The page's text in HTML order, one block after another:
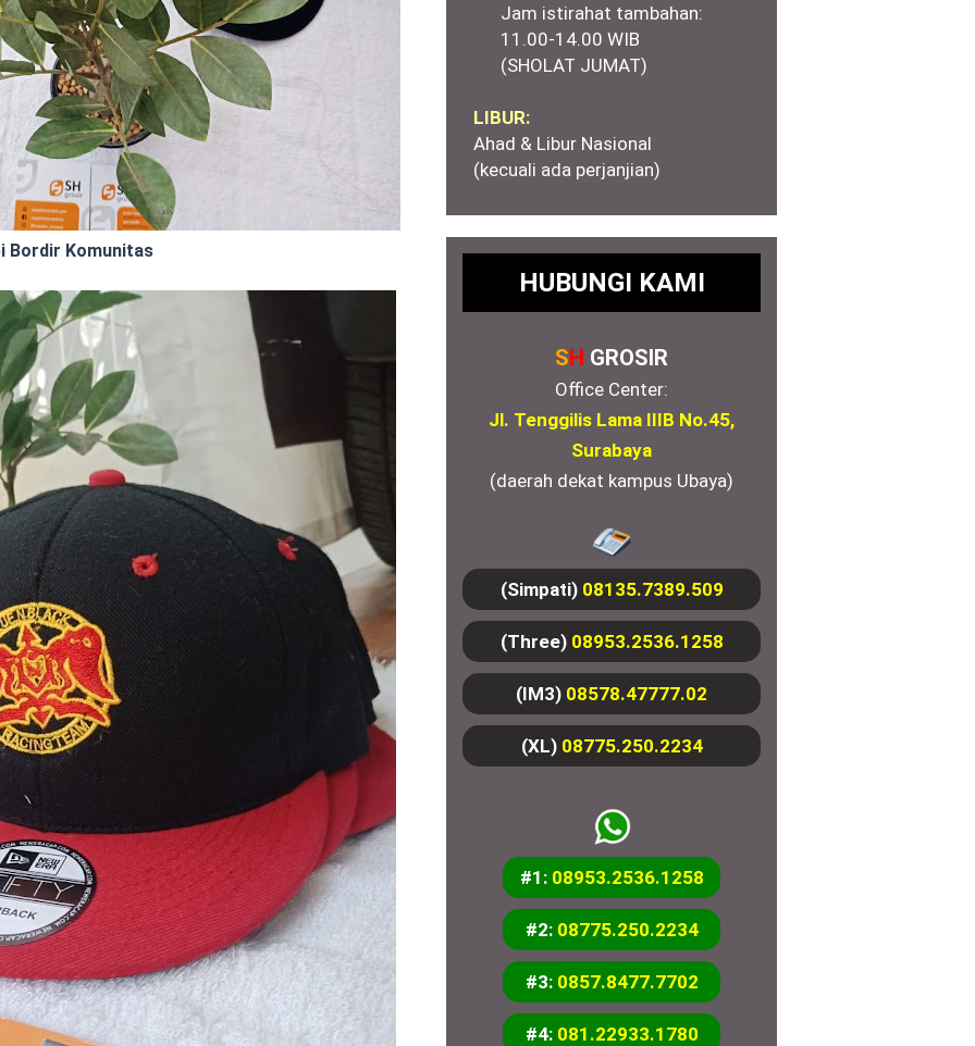
Bordir Komunitas
Jam istirahat tambahan:
11.00-14.00 WIB
(SHOLAT JUMAT)
LIBUR:
Ahad & Libur Nasional
(kecuali ada perjanjian)
HUBUNGI KAMI
SH GROSIR
Office Center:
Jl. Tenggilis Lama IIIB No.45,
Surabaya
(daerah dekat kampus Ubaya)
(Simpati) 08135.7389.509
(Three) 08953.2536.1258
(IM3) 08578.47777.02
(XL) 08775.250.2234
#1: 08953.2536.1258
#2: 08775.250.2234
#3: 0857.8477.7702
#4: 081.22933.1780